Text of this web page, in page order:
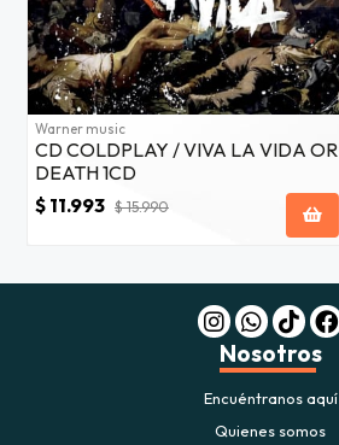
Warner music
CD COLDPLAY / VIVA LA VIDA OR
DEATH 1CD
$ 11.993 $ 15.990
Nosotros
Encuéntranos aquí
Quienes somos